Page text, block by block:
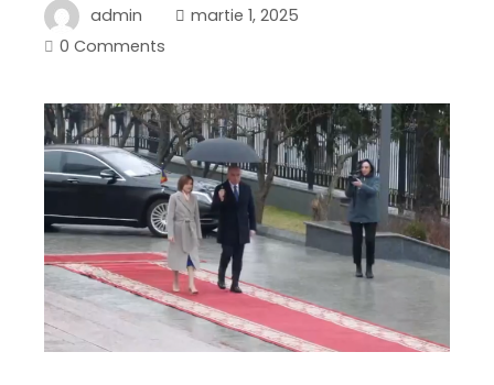
admin
martie 1, 2025
0 Comments